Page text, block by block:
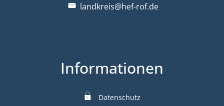
landkreis@hef-rof.de
Informationen
Datenschutz